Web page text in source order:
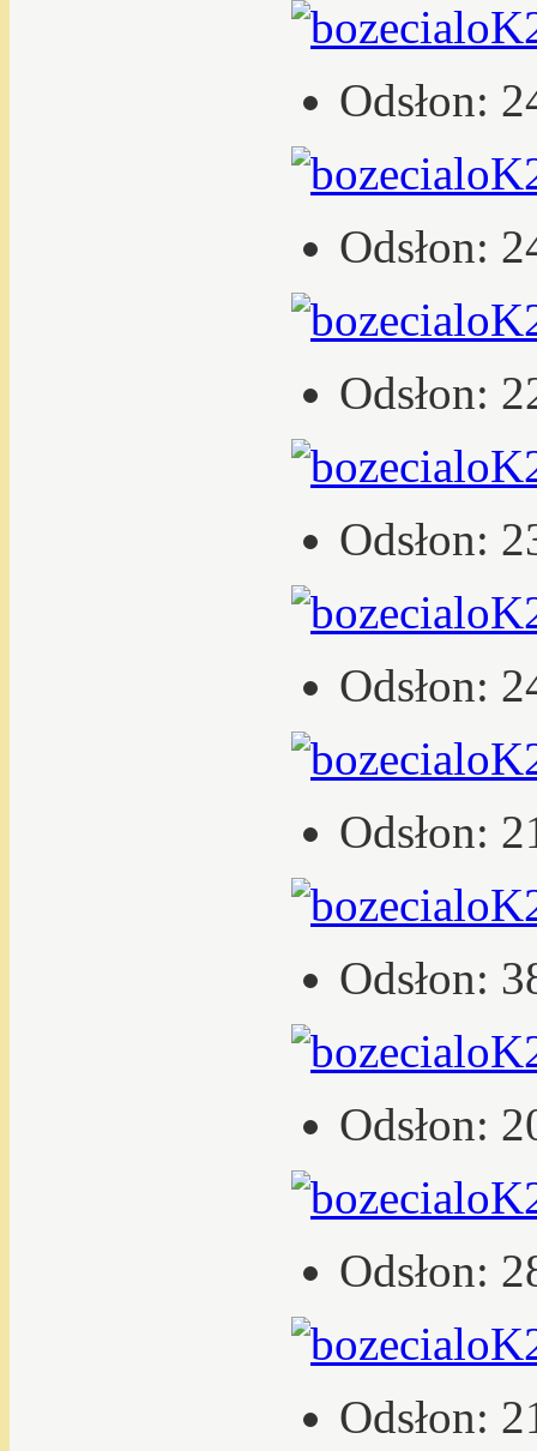
Odsłon:
Odsłon:
Odsłon:
Odsłon:
Odsłon:
Odsłon:
Odsłon:
Odsłon:
Odsłon:
Odsłon: